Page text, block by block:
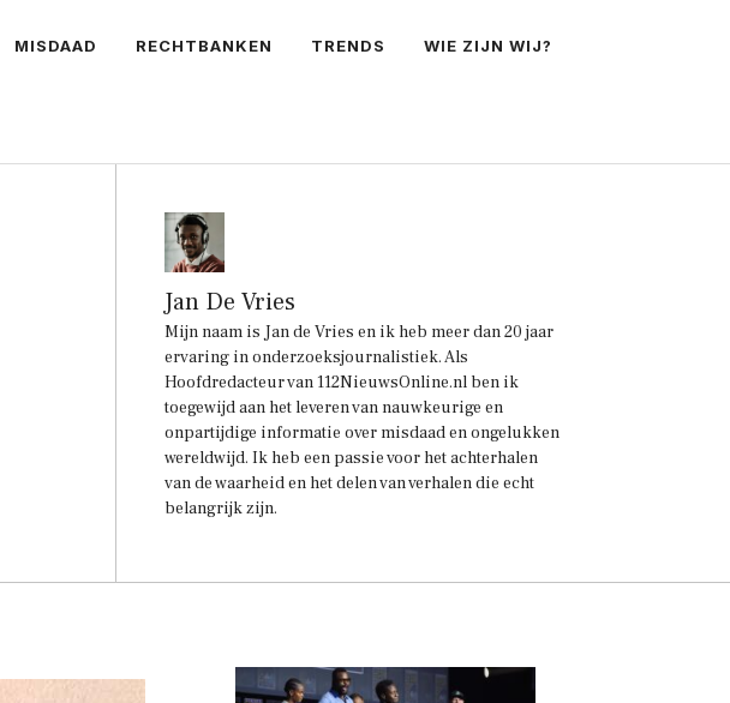
MISDAAD RECHTBANKEN TRENDS WIE ZIJN WIJ?
Jan De Vries
Mijn naam is Jan de Vries en ik heb meer dan 20 jaar
ervaring in onderzoeksjournalistiek. Als
Hoofdredacteur van 112NieuwsOnline.nl ben ik
toegewijd aan het leveren van nauwkeurige en
onpartijdige informatie over misdaad en ongelukken
wereldwijd. Ik heb een passie voor het achterhalen
van de waarheid en het delen van verhalen die echt
belangrijk zijn.